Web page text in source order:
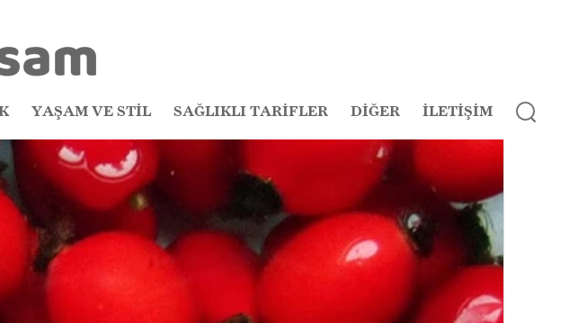
YAŞAM VE STİL SAĞLIKLI TARİFLER DİĞER İLETİŞİM